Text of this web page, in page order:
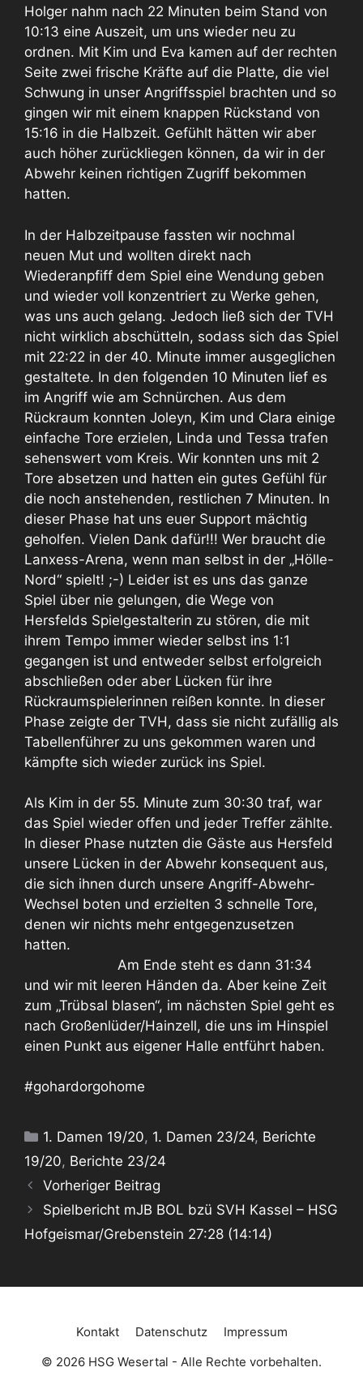
Holger nahm nach 22 Minuten beim Stand von
10:13 eine Auszeit, um uns wieder neu zu
ordnen. Mit Kim und Eva kamen auf der rechten
Seite zwei frische Kräfte auf die Platte, die viel
Schwung in unser Angriffsspiel brachten und so
gingen wir mit einem knappen Rückstand von
15:16 in die Halbzeit. Gefühlt hätten wir aber
auch höher zurückliegen können, da wir in der
Abwehr keinen richtigen Zugriff bekommen
hatten.
In der Halbzeitpause fassten wir nochmal
neuen Mut und wollten direkt nach
Wiederanpfiff dem Spiel eine Wendung geben
und wieder voll konzentriert zu Werke gehen,
was uns auch gelang. Jedoch ließ sich der TVH
nicht wirklich abschütteln, sodass sich das Spiel
mit 22:22 in der 40. Minute immer ausgeglichen
gestaltete. In den folgenden 10 Minuten lief es
im Angriff wie am Schnürchen. Aus dem
Rückraum konnten Joleyn, Kim und Clara einige
einfache Tore erzielen, Linda und Tessa trafen
sehenswert vom Kreis. Wir konnten uns mit 2
Tore absetzen und hatten ein gutes Gefühl für
die noch anstehenden, restlichen 7 Minuten. In
dieser Phase hat uns euer Support mächtig
geholfen. Vielen Dank dafür!!! Wer braucht die
Lanxess-Arena, wenn man selbst in der „Hölle-
Nord“ spielt! ;-) Leider ist es uns das ganze
Spiel über nie gelungen, die Wege von
Hersfelds Spielgestalterin zu stören, die mit
ihrem Tempo immer wieder selbst ins 1:1
gegangen ist und entweder selbst erfolgreich
abschließen oder aber Lücken für ihre
Rückraumspielerinnen reißen konnte. In dieser
Phase zeigte der TVH, dass sie nicht zufällig als
Tabellenführer zu uns gekommen waren und
kämpfte sich wieder zurück ins Spiel.
Als Kim in der 55. Minute zum 30:30 traf, war
das Spiel wieder offen und jeder Treffer zählte.
In dieser Phase nutzten die Gäste aus Hersfeld
unsere Lücken in der Abwehr konsequent aus,
die sich ihnen durch unsere Angriff-Abwehr-
Wechsel boten und erzielten 3 schnelle Tore,
denen wir nichts mehr entgegenzusetzen
hatten.
Am Ende steht es dann 31:34
und wir mit leeren Händen da. Aber keine Zeit
zum „Trübsal blasen“, im nächsten Spiel geht es
nach Großenlüder/Hainzell, die uns im Hinspiel
einen Punkt aus eigener Halle entführt haben.
#gohardorgohome
Kategorien
1. Damen 19/20, 1. Damen 23/24, Berichte
19/20, Berichte 23/24
Vorheriger Beitrag
Spielbericht mJB BOL bzü SVH Kassel – HSG
Hofgeismar/Grebenstein 27:28 (14:14)
Kontakt Datenschutz
Impressum
© 2026 HSG Wesertal - Alle Rechte vorbehalten.